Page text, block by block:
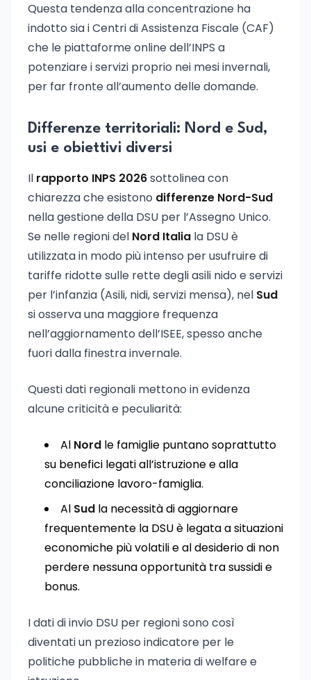
Questa tendenza alla concentrazione ha
indotto sia i Centri di Assistenza Fiscale (CAF)
che le piattaforme online dell’INPS a
potenziare i servizi proprio nei mesi invernali,
per far fronte all’aumento delle domande.
Differenze territoriali: Nord e Sud,
usi e obiettivi diversi
Il rapporto INPS 2026sottolinea con
chiarezza che esistono differenze Nord-Sud
nella gestione della DSU per l’Assegno Unico.
Se nelle regioni del Nord Italia la DSU è
utilizzata in modo più intenso per usufruire di
tariffe ridotte sulle rette degli asili nido e servizi
per l’infanzia (Asili, nidi, servizi mensa), nel Sud
si osserva una maggiore frequenza
nell’aggiornamento dell’ISEE, spesso anche
fuori dalla finestra invernale.
Questi dati regionali mettono in evidenza
alcune criticità e peculiarità:
Al Nord le famiglie puntano soprattutto
su benefici legati all’istruzione e alla
conciliazione lavoro-famiglia.
Al Sud la necessità di aggiornare
frequentemente la DSU è legata a situazioni
economiche più volatili e al desiderio di non
perdere nessuna opportunità tra sussidi e
bonus.
I dati di invio DSU per regioni sono così
diventati un prezioso indicatore per le
politiche pubbliche in materia di welfare e